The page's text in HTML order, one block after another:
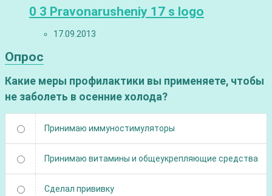
0 3 Pravonarusheniy 17 s logo
17.09.2013
Опрос
Какие меры профилактики вы применяете, чтобы
не заболеть в осенние холода?
Принимаю иммуностимуляторы
Принимаю витамины и общеукрепляющие средства
Сделал прививку